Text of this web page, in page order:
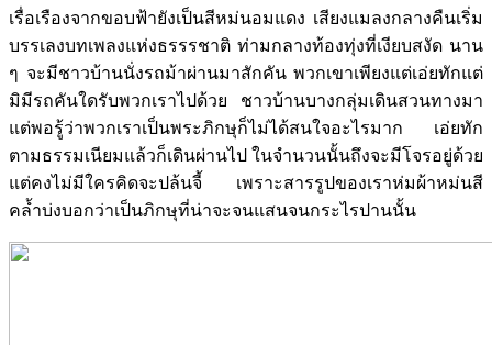
เรื่อเรืองจากขอบฟ้ายังเป็นสีหม่นอมแดง เสียงแมลงกลางคืนเริ่ม
บรรเลงบทเพลงแห่งธรรรชาติ ท่ามกลางท้องทุ่งที่เงียบสงัด นาน
ๆ จะมีชาวบ้านนั่งรถม้าผ่านมาสักคัน พวกเขาเพียงแต่เอ่ยทักแต่
มิมีรถคันใดรับพวกเราไปด้วย ชาวบ้านบางกลุ่มเดินสวนทางมา
แต่พอรู้ว่าพวกเราเป็นพระภิกษุก็ไม่ได้สนใจอะไรมาก เอ่ยทัก
ตามธรรมเนียมแล้วก็เดินผ่านไป ในจำนวนนั้นถึงจะมีโจรอยู่ด้วย
แต่คงไม่มีใครคิดจะปล้นจี้ เพราะสารรูปของเราห่มผ้าหม่นสี
คล้ำบ่งบอกว่าเป็นภิกษุที่น่าจะจนแสนจนกระไรปานนั้น